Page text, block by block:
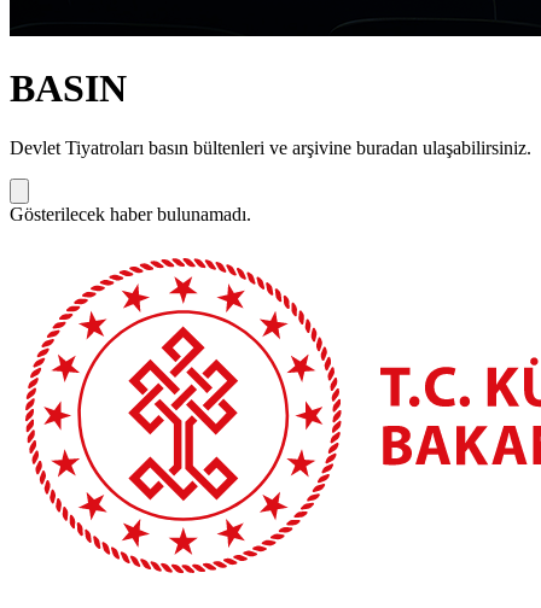
BASIN
Devlet Tiyatroları basın bültenleri ve arşivine buradan ulaşabilirsiniz.
Gösterilecek haber bulunamadı.